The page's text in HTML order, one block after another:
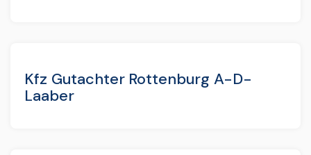
Kfz Gutachter Rottenburg A-D-
Laaber